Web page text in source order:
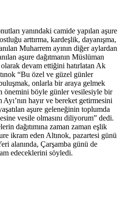
yanındaki camide yapılan aşure
arttırma, kardeşlik, dayanışma,
Muharrem ayının diğer aylardan
aşure dağıtmanın Müslüman
devam ettiğini hatırlatan Ak
“Bu özel ve güzel günler
onlarla bir araya gelmek
önemini böyle günler vesilesiyle bir
hayır ve bereket getirmesini
aşure geleneğinin toplumda
vesile olmasını diliyorum” dedi.
dağıtımına zaman zaman eşlik
ikram eden Altınok, pazartesi günü
alanında, Çarşamba günü de
edeceklerini söyledi.